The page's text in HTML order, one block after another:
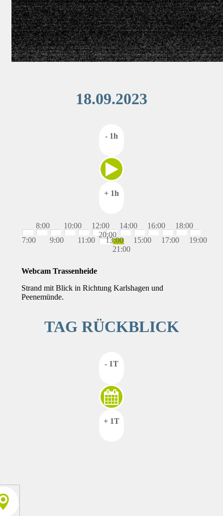
18.09.2023
- 1h
+ 1h
7:00
8:00
9:00
10:00
11:00
12:00
13:00
14:00
15:00
16:00
17:00
18:00
19:00
20:00
21:00
Webcam Trassenheide
Strand mit Blick in Richtung Karlshagen und
Peenemünde.
TAG RÜCKBLICK
- 1T
+ 1T